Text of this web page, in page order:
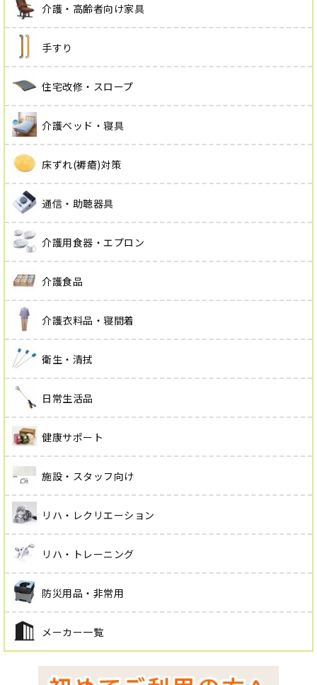
介護・高齢者向け家具
手すり
住宅改修・スロープ
介護ベッド・寝具
床ずれ(褥瘡)対策
通信・助聴器具
介護用食器・エプロン
介護食品
介護衣料品・寝間着
衛生・清拭
日常生活品
健康サポート
施設・スタッフ向け
リハ・レクリエーション
リハ・トレーニング
防災用品・非常用
メーカー一覧